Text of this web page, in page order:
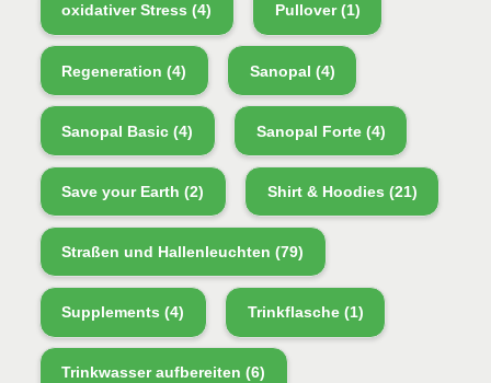
oxidativer Stress (4) Pullover(1)
Regeneration (4) Sanopal (4)
Sanopal Basic (4) Sanopal Forte(4)
Save your Earth (2) Shirt & Hoodies (21)
Straßen und Hallenleuchten (79)
Supplements (4) Trinkflasche(1)
Trinkwasser aufbereiten (6)